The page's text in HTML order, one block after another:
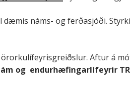
náms- og ferðasjóði.
Aftur á
og endurhæfingarlífeyrir